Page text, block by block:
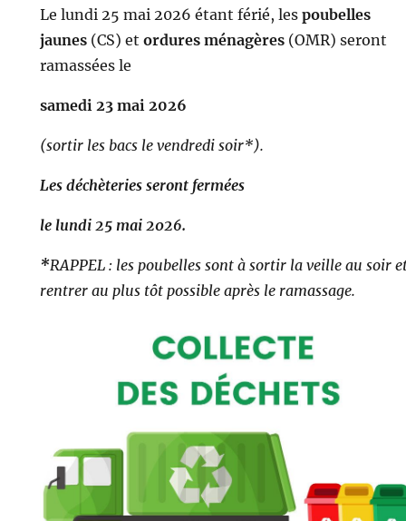
Le lundi 25 mai 2026 étant férié, les poubelles
jaunes(CS) et ordures ménagères(OMR) seront
ramassées le
samedi 23 mai 2026
(sortir les bacs le vendredi soir*).
Les déchèteries seront fermées
le lundi 25 mai 2026.
*RAPPEL : les poubelles sont à sortir la veille au soir
rentrer au plus tôt possible après le ramassage.